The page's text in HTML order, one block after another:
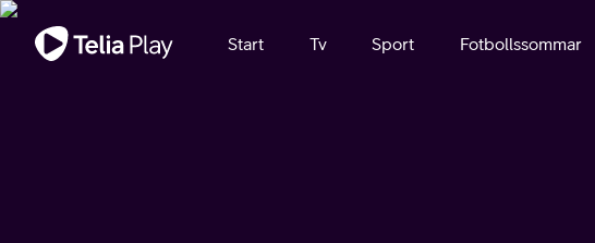
Viktigt meddelande
Start Tv Sport Fotbollssommar